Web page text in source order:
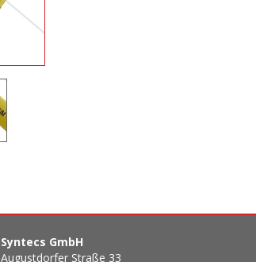
Syntecs GmbH
Augustdorfer Straße 33